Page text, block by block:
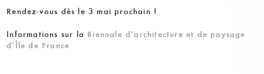
Rendez-vous dès le 3 mai prochain !
Informations sur la Biennale d’architecture et de paysage
d’Île de France